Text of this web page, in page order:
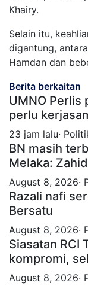
Khairy.
Selain itu,
digantung,
Hamdan dan
Berita berkaitan
UMNO Perlis
perlu
23 jam lalu·
BN masih
Melaka: Zahid
August 8, 2026·
Razali nafi
Bersatu
August 8, 2026·
Siasatan RCI
kompromi,
August 8, 2026·